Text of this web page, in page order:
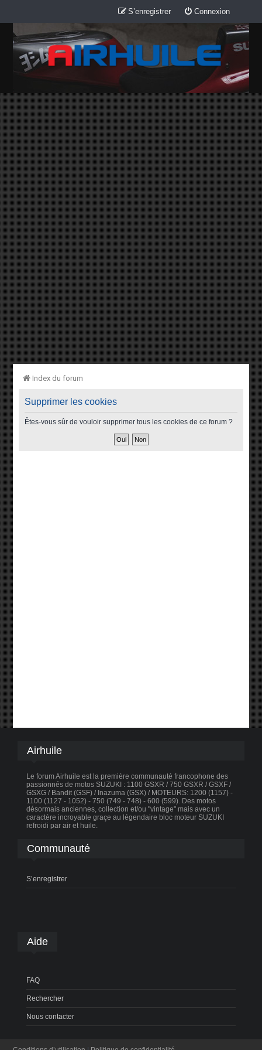
Connexion
S’enregistrer
Index du forum
Supprimer les cookies
Êtes-vous sûr de vouloir supprimer tous les cookies de ce forum ?
Airhuile
Le forum Airhuile est la première communauté francophone des
passionnés de motos SUZUKI : 1100 GSXR / 750 GSXR / GSXF /
GSXG / Bandit (GSF) / Inazuma (GSX) / MOTEURS: 1200 (1157) -
1100 (1127 - 1052) - 750 (749 - 748) - 600 (599). Des motos
désormais anciennes, collection et/ou "vintage" mais avec un
caractère incroyable graçe au légendaire bloc moteur SUZUKI
refroidi par air et huile.
Communauté
S’enregistrer
Aide
FAQ
Rechercher
Nous contacter